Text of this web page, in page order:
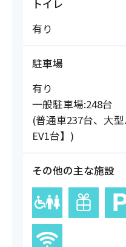
トイレ
有り
駐車場
有り
一般駐車場:248台
(普通車237台、大
EV1台】)
その他の主な施設